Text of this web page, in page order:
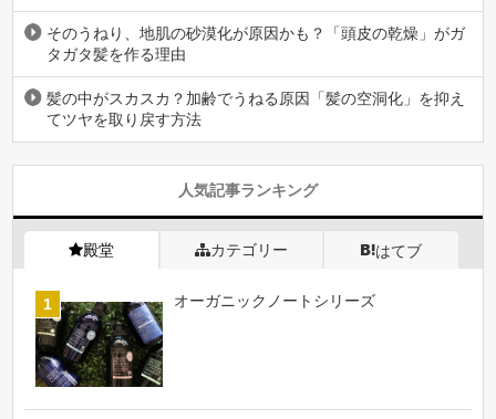
そのうねり、地肌の砂漠化が原因かも？「頭皮の乾燥」がガ
タガタ髪を作る理由
髪の中がスカスカ？加齢でうねる原因「髪の空洞化」を抑え
てツヤを取り戻す方法
人気記事ランキング
殿堂 カテゴリー はてブ
オーガニックノートシリーズ